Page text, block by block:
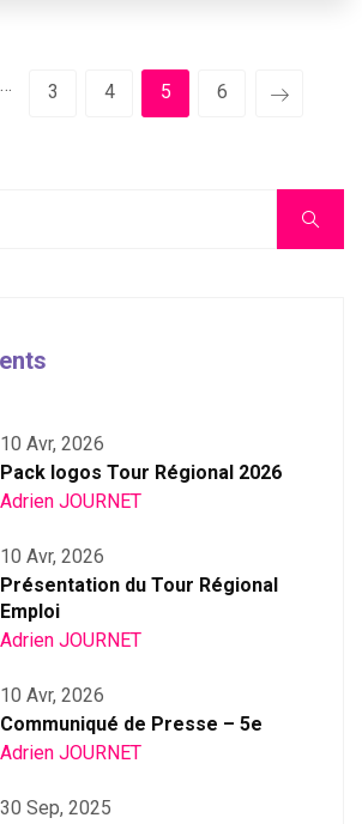
3 4 5 6
10 Avr, 2026
Pack logos Tour Régional 2026
Adrien JOURNET
10 Avr, 2026
Présentation du Tour Régional
Emploi
Adrien JOURNET
10 Avr, 2026
Communiqué de Presse – 5e
Adrien JOURNET
30 Sep, 2025